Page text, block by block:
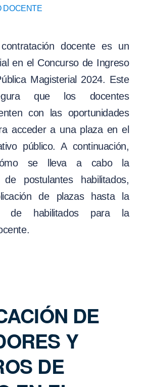
DOCENTE
docente es un
en el Concurso de Ingreso
Magisterial 2024. Este
que los docentes
con las oportunidades
acceder a una plaza en el
público. A continuación,
se lleva a cabo la
de postulantes habilitados,
de plazas hasta la
de habilitados para la
DE
Y
DE